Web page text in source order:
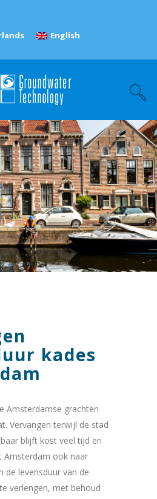
English
kades
Amsterdamse grachten
Vervangen terwijl de stad
blijft kost veel tijd en
Amsterdam ook naar
de levensduur van de
verlengen, met behoud